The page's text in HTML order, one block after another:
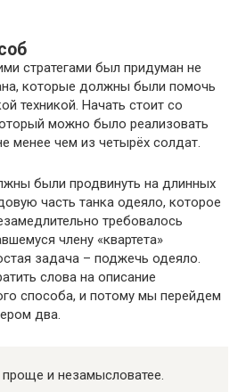
стратегами был придуман не
которые должны были помочь
техникой. Начать стоит со
можно было реализовать
менее чем из четырёх солдат.
были продвинуть на длинных
часть танка одеяло, которое
требовалось
члену «квартета»
задача – поджечь одеяло.
слова на описание
способа, и потому мы перейдем
два.
проще и незамысловатее.